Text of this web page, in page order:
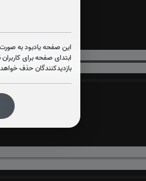
این صفحه یادبود به
ابتدای صفحه برای
بازدیدکنندگان حذف